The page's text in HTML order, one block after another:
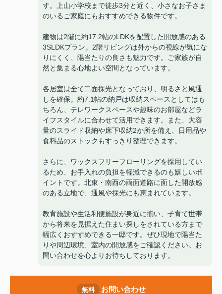
す。上山小学校まで徒歩3分と近く、小さなお子さま
のいるご家庭にもおすすめできる物件です。
建物は2階に約17.2帖のLDKを配置した開放感のある
3SLDKプラン。2階リビングは外からの視線が気にな
りにくく、陽当たりの良さも魅力です。ご家族が自
然と集まる心地よい空間となっています。
各居室は全て二面採光となっており、明るさと風通
しを確保。約7.1帖の納戸は収納スペースとしてはも
ちろん、テレワークスペースや趣味のお部屋などラ
イフスタイルに合わせて活用できます。また、大容
量のスライド収納や床下収納2か所を備え、日用品や
食料品のストックもすっきり整理できます。
さらに、ワックスフリーフローリングを採用してい
るため、お手入れの負担を軽減できるのも嬉しいポ
イントです。北東・南西の両面道路に面した開放感
のある立地で、通風や採光にも恵まれています。
教育施設や生活利便施設が身近に揃い、子育て世帯
から将来を見据えた住まい探しをされている方まで
幅広くおすすめできる一邸です。ぜひ現地で陽当た
りや周辺環境、室内の開放感をご確認ください。お
問い合わせを心よりお待ちしております。
無料 お問い合わせ